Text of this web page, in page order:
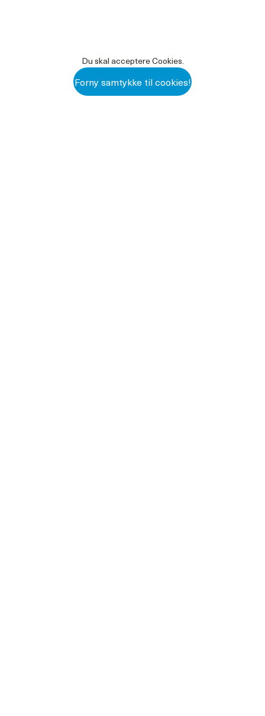
Du skal acceptere Cookies.
Forny samtykke til cookies!